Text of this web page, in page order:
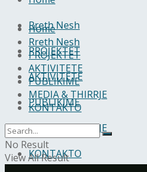
Rreth Nesh
PROJEKTET
AKTIVITETE
PUBLIKIME
MEDIA & THIRRJE
KONTAKTO
Home
Rreth Nesh
PROJEKTET
AKTIVITETE
PUBLIKIME
MEDIA & THIRRJE
KONTAKTO
No Result
View All Result